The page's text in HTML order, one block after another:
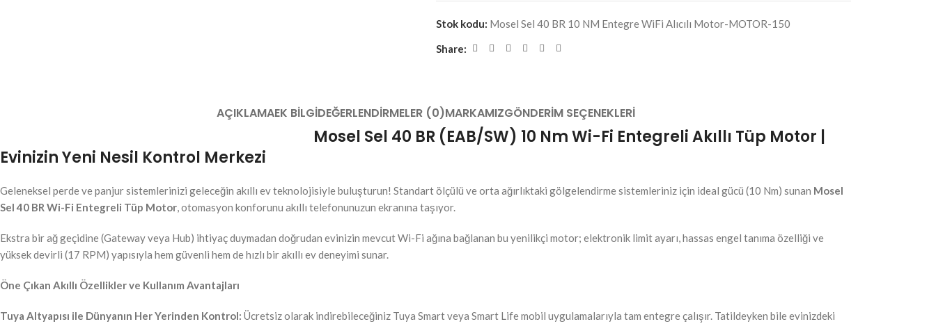
Stok kodu: Mosel Sel 40 BR 10 NM Entegre WiFi Alıcılı Motor-MOTOR-150
Share:
AÇIKLAMAEK BILGIDEĞERLENDIRMELER (0)MARKAMIZGÖNDERIM SEÇENEKLERI
Mosel Sel 40 BR (EAB/SW) 10 Nm Wi-Fi Entegreli Akıllı Tüp Motor |
Evinizin Yeni Nesil Kontrol Merkezi
Geleneksel perde ve panjur sistemlerinizi geleceğin akıllı ev teknolojisiyle buluşturun! Standart ölçülü ve orta ağırlıktaki gölgelendirme sistemleriniz için ideal gücü (10 Nm) sunan Mosel
Sel 40 BR Wi-Fi Entegreli Tüp Motor, otomasyon konforunu akıllı telefonunuzun ekranına taşıyor.
Ekstra bir ağ geçidine (Gateway veya Hub) ihtiyaç duymadan doğrudan evinizin mevcut Wi-Fi ağına bağlanan bu yenilikçi motor; elektronik limit ayarı, hassas engel tanıma özelliği ve
yüksek devirli (17 RPM) yapısıyla hem güvenli hem de hızlı bir akıllı ev deneyimi sunar.
Öne Çıkan Akıllı Özellikler ve Kullanım Avantajları
Tuya Altyapısı ile Dünyanın Her Yerinden Kontrol: Ücretsiz olarak indirebileceğiniz Tuya Smart veya Smart Life mobil uygulamalarıyla tam entegre çalışır. Tatildeyken bile evinizdeki